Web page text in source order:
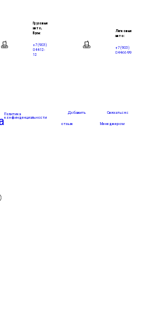
Грузовые
авто,
Бусы:
+7 (903)
044-12-
12
Легковые
авто:
+7 (903)
044-66-99
Политика
конфинденциальности
Добавить
отзыв
Связаться с
Менеджером